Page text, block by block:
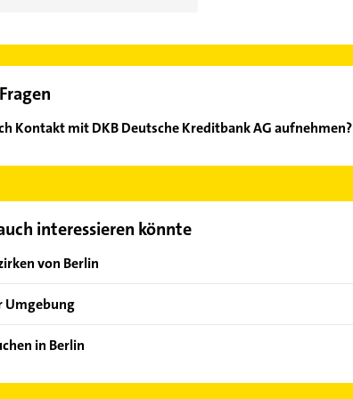
Kontakt mit DKB Deutsche Kreditbank AG aufnehmen?
interessieren könnte
von Berlin
Wilmersdorf
Umgebung
in Berlin